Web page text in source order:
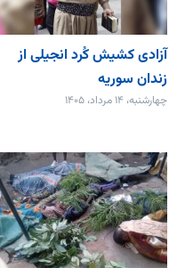
آزادی کشیش کُرد انجیلی از
زندان سوریه
چهارشنبه، ۱۴ مرداد، ۱۴۰۵